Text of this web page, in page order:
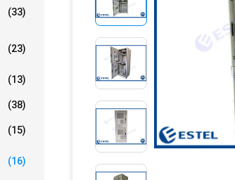
(33)
(23)
(13)
(38)
(15)
(16)